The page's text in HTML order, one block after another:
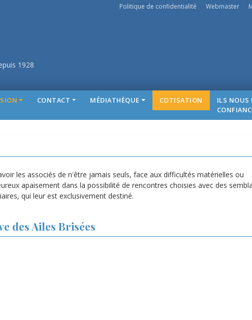
Politique de confidentialité Webmaster
1928
CONTACT MÉDIATHÈQUE COTISATION
ILS NOUS
les associés de n'être jamais seuls, face aux difficultés matérielles ou
apaisement dans la possibilité de rencontres choisies avec des
qui leur est exclusivement destiné.
des Ailes Brisées